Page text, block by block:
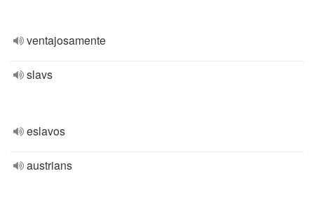
ventajosamente
slavs
eslavos
austrians